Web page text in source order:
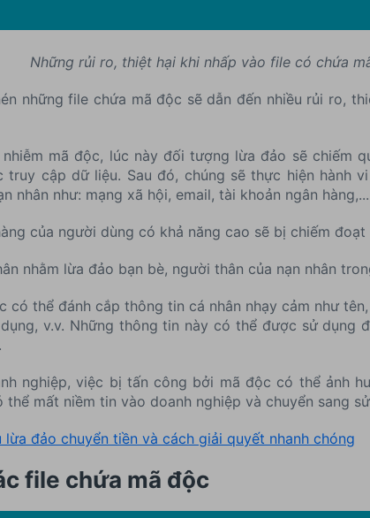
Những rủi ro, thiệt hại khi nhấp vào file có chứa
những file chứa mã độc sẽ dẫn đến nhiều rủi ro,
mã độc, lúc này đối tượng lừa đảo sẽ chiếm
truy cập dữ liệu. Sau đó, chúng sẽ thực hiện hành
nhân như: mạng xã hội, email, tài khoản ngân hàng,...
của người dùng có khả năng cao sẽ bị chiếm đoạt
nhằm lừa đảo bạn bè, người thân của nạn nhân
có thể đánh cắp thông tin cá nhân nhạy cảm như
v.v. Những thông tin này có thể được sử dụng
nghiệp, việc bị tấn công bởi mã độc có thể ảnh
thể mất niềm tin vào doanh nghiệp và chuyển sang
lừa đảo chuyển tiền và cách giải quyết nhanh chóng
file chứa mã độc